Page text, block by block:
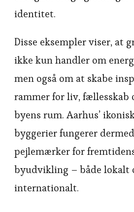
identitet.
Disse eksempler viser, at
ikke kun handler om
men også om at skabe
rammer for liv, fællesskab
byens rum. Aarhus’
byggerier fungerer
pejlemærker for
byudvikling – både lokalt
internationalt.